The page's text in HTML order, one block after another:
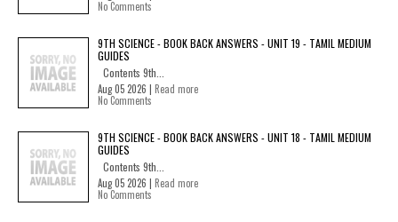
No Comments
9TH SCIENCE - BOOK BACK ANSWERS - UNIT 19 - TAMIL MEDIUM
GUIDES
Contents 9th...
Aug 05 2026 | Read more
No Comments
9TH SCIENCE - BOOK BACK ANSWERS - UNIT 18 - TAMIL MEDIUM
GUIDES
Contents 9th...
Aug 05 2026 | Read more
No Comments